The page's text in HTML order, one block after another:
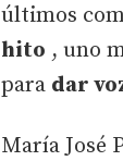
últimos
hito , uno
para dar
María José